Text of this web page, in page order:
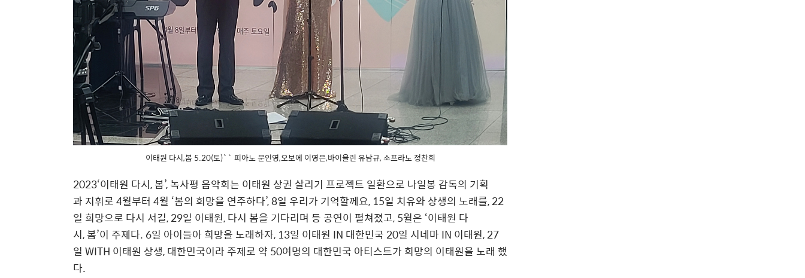
이태원 다시,봄 5.20(토)`` 피아노 문인영,오보에 이영은,바이올린 유남규, 소프라노 정찬희
2023‘이태원 다시,봄’,녹사평 음악회는 이태원 상권 살리기 프로젝트 일환으로 나일봉 감독의 기획
과 지휘로4월부터 4월 ‘봄의 희망을 연주하다’, 8일 우리가 기억할께요, 15일 치유와 상생의 노래를, 22
일 희망으로 다시 서길, 29일 이태원, 다시 봄을 기다리며 등 공연이 펼쳐졌고, 5월은 ‘이태원 다
시, 봄’이 주제다. 6일 아이들아 희망을 노래하자, 13일 이태원 IN 대한민국 20일 시네마 IN 이태원, 27
일 WITH 이태원 상생, 대한민국이라 주제로 약 50여명의 대한민국 아티스트가 희망의 이태원을 노래 했
다.